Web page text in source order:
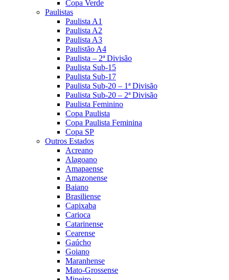
Copa Verde
Paulistas
Paulista A1
Paulista A2
Paulista A3
Paulistão A4
Paulista – 2ª Divisão
Paulista Sub-15
Paulista Sub-17
Paulista Sub-20 – 1ª Divisão
Paulista Sub-20 – 2ª Divisão
Paulista Feminino
Copa Paulista
Copa Paulista Feminina
Copa SP
Outros Estados
Acreano
Alagoano
Amapaense
Amazonense
Baiano
Brasiliense
Capixaba
Carioca
Catarinense
Cearense
Gaúcho
Goiano
Maranhense
Mato-Grossense